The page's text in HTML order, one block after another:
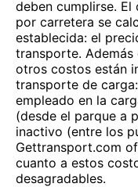
deben cumplirse.
por carretera se
establecida: el
transporte.
otros costos están
transporte de
empleado en la
(desde el parque a
inactivo (entre los
Gettransport.com
cuanto a estos
desagradables.